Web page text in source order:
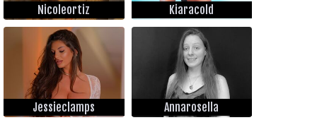
Nicoleortiz Kiaracold
Jessieclamps Annarosella